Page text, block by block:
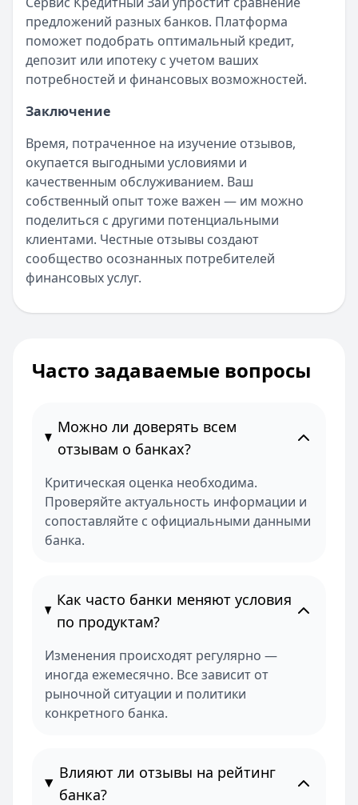
предложений разных банков. Платформа
поможет подобрать оптимальный кредит,
депозит или ипотеку с учетом ваших
потребностей и финансовых возможностей.
Заключение
Время, потраченное на изучение отзывов,
окупается выгодными условиями и
качественным обслуживанием. Ваш
собственный опыт тоже важен — им можно
поделиться с другими потенциальными
клиентами. Честные отзывы создают
сообщество осознанных потребителей
финансовых услуг.
Часто задаваемые вопросы
Можно ли доверять всем
отзывам о банках?
Критическая оценка необходима.
Проверяйте актуальность информации и
сопоставляйте с официальными данными
банка.
Как часто банки меняют условия
по продуктам?
Изменения происходят регулярно —
иногда ежемесячно. Все зависит от
рыночной ситуации и политики
конкретного банка.
Влияют ли отзывы на рейтинг
банка?